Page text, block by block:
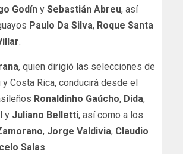
Godín y Sebastián Abreu, así
Paulo Da Silva, Roque Santa
.
, quien dirigió las selecciones de
Costa Rica, conducirá desde el
Ronaldinho Gaúcho, Dida,
y Juliano Belletti, así como a los
, Jorge Valdivia, Claudio
Salas.